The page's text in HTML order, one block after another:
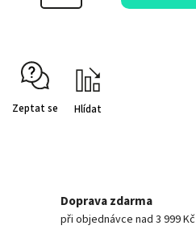
Zeptat se Hlídat
Doprava zdarma
při objednávce nad 3 999 Kč